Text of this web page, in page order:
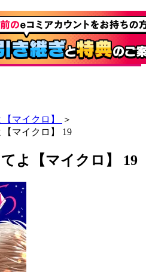
マイクロ】
＞
マイクロ】 19
よ【マイクロ】 19